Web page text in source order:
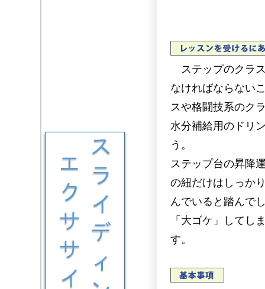
ステップのクラ
なければならない
スや格闘技系のク
水分補給用のドリ
う。
ステップ台の昇降
の紐だけはしっか
んでいると踏んで
「大ゴケ」してし
す。